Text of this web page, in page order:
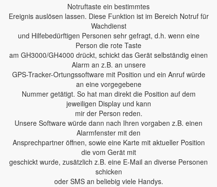
Notruftaste ein bestimmtes
Ereignis auslösen lassen. Diese Funktion ist im Bereich Notruf für
Wachdienst
und Hilfebedürftigen Personen sehr gefragt, d.h. wenn eine
Person die rote Taste
am GH3000/GH4000 drückt, schickt das Gerät selbständig einen
Alarm an z.B. an unsere
GPS-Tracker-Ortungssoftware mit Position und ein Anruf würde
an eine vorgegebene
Nummer getätigt. So hat man direkt die Position auf dem
jeweiligen Display und kann
mir der Person reden.
Unsere Software würde dann nach Ihren vorgaben z.B. einen
Alarmfenster mit den
Ansprechpartner öffnen, sowie eine Karte mit aktueller Position
die vom Gerät mit
geschickt wurde, zusätzlich z.B. eine E-Mail an diverse Personen
schicken
oder SMS an beliebig viele Handys.